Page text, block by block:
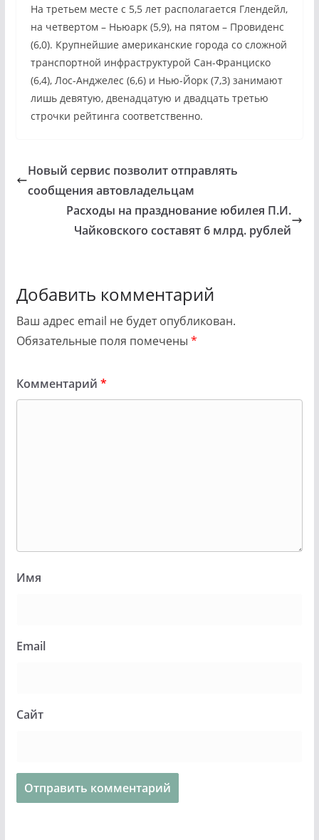
На третьем месте с 5,5 лет располагается Глендейл,
на четвертом – Ньюарк (5,9), на пятом – Провиденс
(6,0). Крупнейшие американские города со сложной
транспортной инфраструктурой Сан-Франциско
(6,4), Лос-Анджелес (6,6) и Нью-Йорк (7,3) занимают
лишь девятую, двенадцатую и двадцать третью
строчки рейтинга соответственно.
Новый сервис позволит отправлять
сообщения автовладельцам
Расходы на празднование юбилея П.И.
Чайковского составят 6 млрд. рублей
Добавить комментарий
Ваш адрес email не будет опубликован.
Обязательные поля помечены *
Комментарий *
Имя
Email
Сайт